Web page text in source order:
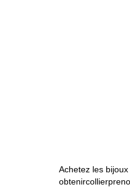
Achetez les